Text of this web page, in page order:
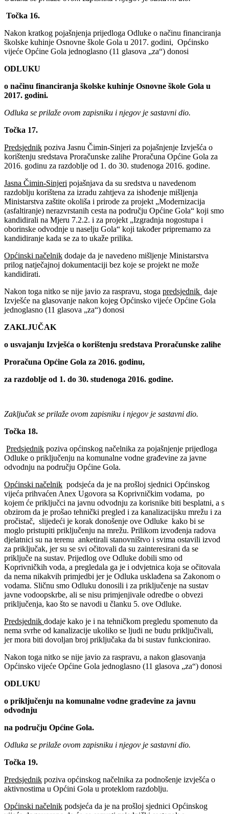
Točka 16.
Nakon kratkog pojašnjenja prijedloga Odluke o načinu financiranja
školske kuhinje Osnovne škole Gola u 2017. godini, Općinsko
vijeće Općine Gola jednoglasno (11 glasova „za“) donosi
ODLUKU
o načinu financiranja školske kuhinje Osnovne škole Gola u
2017. godini.
Odluka se prilaže ovom zapisniku i njegov je sastavni dio.
Točka 17.
Predsjednik poziva Jasnu Čimin-Sinjeri za pojašnjenje Izvješća o
korištenju sredstava Proračunske zalihe Proračuna Općine Gola za
2016. godinu za razdoblje od 1. do 30. studenoga 2016. godine.
Jasna Čimin-Sinjeri pojašnjava da su sredstva u navedenom
razdoblju korištena za izradu zahtjeva za ishođenje mišljenja
Ministarstva zaštite okoliša i prirode za projekt „Modernizacija
(asfaltiranje) nerazvrstanih cesta na području Općine Gola“ koji smo
kandidirali na Mjeru 7.2.2. i za projekt „Izgradnja nogostupa i
oborinske odvodnje u naselju Gola“ koji također pripremamo za
kandidiranje kada se za to ukaže prilika.
Općinski načelnik dodaje da je navedeno mišljenje Ministarstva
prilog natječajnoj dokumentaciji bez koje se projekt ne može
kandidirati.
Nakon toga nitko se nije javio za raspravu, stoga predsjednik daje
Izvješće na glasovanje nakon kojeg Općinsko vijeće Općine Gola
jednoglasno (11 glasova „za“) donosi
ZAKLJUČAK
o usvajanju Izvješća o korištenju sredstava Proračunske zalihe
Proračuna Općine Gola za 2016. godinu,
za razdoblje od 1. do 30. studenoga 2016. godine.
Zaključak se prilaže ovom zapisniku i njegov je sastavni dio.
Točka 18.
Predsjednik poziva općinskog načelnika za pojašnjenje prijedloga
Odluke o priključenju na komunalne vodne građevine za javne
odvodnju na području Općine Gola.
Općinski načelnik podsjeća da je na prošloj sjednici Općinskog
vijeća prihvaćen Anex Ugovora sa Koprivničkim vodama, po
kojem će priključci na javnu odvodnju za korisnike biti besplatni, a s
obzirom da je prošao tehnički pregled i za kanalizacijsku mrežu i za
pročistač, slijedeći je korak donošenje ove Odluke kako bi se
moglo pristupiti priključenju na mrežu. Prilikom izvođenja radova
djelatnici su na terenu anketirali stanovništvo i svima ostavili izvod
za priključak, jer su se svi očitovali da su zainteresirani da se
priključe na sustav. Prijedlog ove Odluke dobili smo od
Koprivničkih voda, a pregledala ga je i odvjetnica koja se očitovala
da nema nikakvih primjedbi jer je Odluka usklađena sa Zakonom o
vodama. Sličnu smo Odluku donosili i za priključenje na sustav
javne vodoopskrbe, ali se nisu primjenjivale odredbe o obvezi
priključenja, kao što se navodi u članku 5. ove Odluke.
Predsjednik dodaje kako je i na tehničkom pregledu spomenuto da
nema svrhe od kanalizacije ukoliko se ljudi ne budu priključivali,
jer mora biti dovoljan broj priključaka da bi sustav funkcionirao.
Nakon toga nitko se nije javio za raspravu, a nakon glasovanja
Općinsko vijeće Općine Gola jednoglasno (11 glasova „za“) donosi
ODLUKU
o priključenju na komunalne vodne građevine za javnu
odvodnju
na području Općine Gola.
Odluka se prilaže ovom zapisniku i njegov je sastavni dio.
Točka 19.
Predsjednik poziva općinskog načelnika za podnošenje izvješća o
aktivnostima u Općini Gola u proteklom razdoblju.
Općinski načelnik podsjeća da je na prošloj sjednici Općinskog